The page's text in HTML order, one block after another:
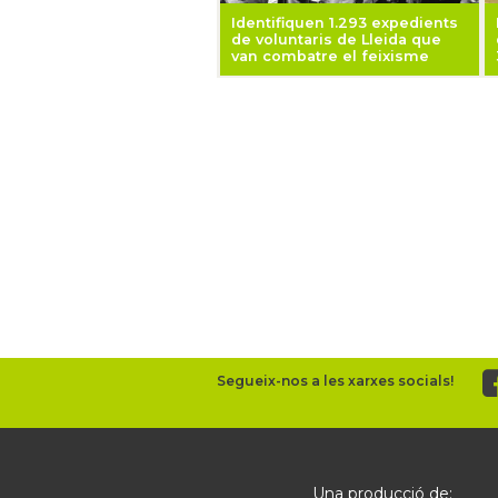
Identifiquen 1.293 expedients
de voluntaris de Lleida que
van combatre el feixisme
Segueix-nos a les xarxes socials!
Una producció de: